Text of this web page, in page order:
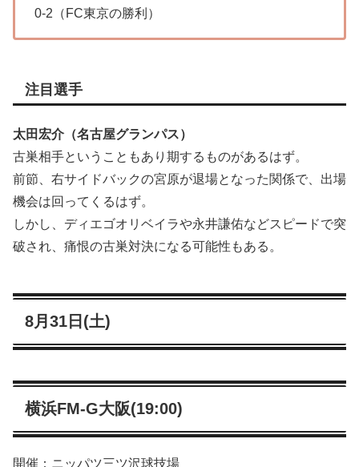
0-2（FC東京の勝利）
注目選手
太田宏介（名古屋グランパス）
古巣相手ということもあり期するものがあるはず。
前節、右サイドバックの宮原が退場となった関係で、出場
機会は回ってくるはず。
しかし、ディエゴオリベイラや永井謙佑などスピードで突
破され、痛恨の古巣対決になる可能性もある。
8月31日(土)
横浜FM-G大阪(19:00)
開催：ニッパツ三ツ沢球技場